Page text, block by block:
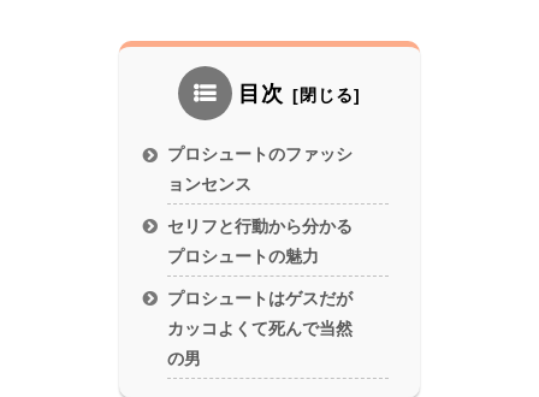
目次
プロシュートのファッシ
ョンセンス
セリフと行動から分かる
プロシュートの魅力
プロシュートはゲスだが
カッコよくて死んで当然
の男